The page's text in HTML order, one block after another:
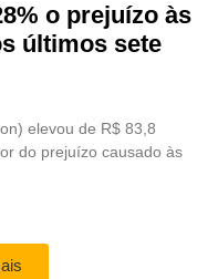
o prejuízo às
últimos sete
elevou de R$ 83,8
do prejuízo causado às